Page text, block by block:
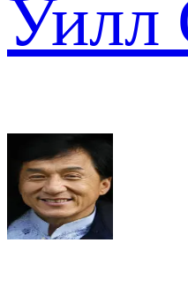
Уилл